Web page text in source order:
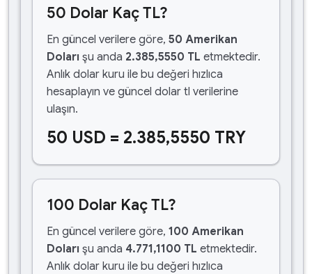
50 Dolar Kaç TL?
En güncel verilere göre, 50 Amerikan
Doları şu anda 2.385,5550 TL etmektedir.
Anlık dolar kuru ile bu değeri hızlıca
hesaplayın ve güncel dolar tl verilerine
ulaşın.
50 USD = 2.385,5550 TRY
100 Dolar Kaç TL?
En güncel verilere göre, 100 Amerikan
Doları şu anda 4.771,1100 TL etmektedir.
Anlık dolar kuru ile bu değeri hızlıca